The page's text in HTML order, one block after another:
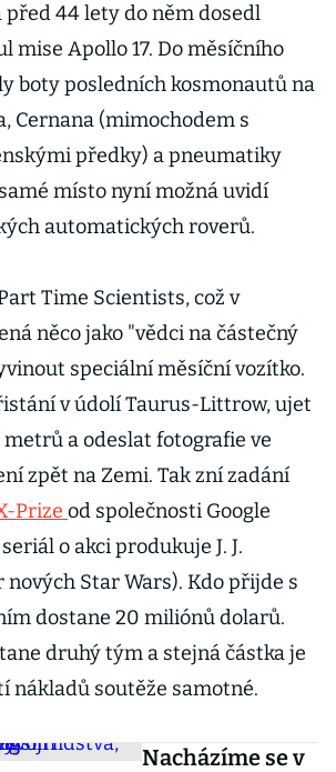
před 44 lety do něm dosedl
mise Apollo 17. Do měsíčního
boty posledních kosmonautů na
Cernana (mimochodem s
předky) a pneumatiky
místo nyní možná uvidí
automatických roverů.
Time Scientists, což v
něco jako "vědci na částečný
speciální měsíční vozítko.
v údolí Taurus-Littrow, ujet
a odeslat fotografie ve
zpět na Zemi. Tak zní zadání
Prize od společnosti Google
o akci produkuje J. J.
Star Wars). Kdo přijde s
dostane 20 miliónů dolarů.
druhý tým a stejná částka je
nákladů soutěže samotné.
Nacházíme se v